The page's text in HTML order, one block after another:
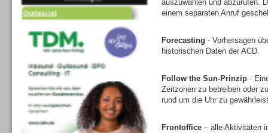
Outbound
auszuwählen und abzurufen.
einem separaten Anruf
Forecasting - Vorhersagen
historischen Daten der ACD.
Follow the Sun-Prinzip -
Zeitzonen zu betreiben oder
rund um die Uhr zu
Frontoffice – alle Aktivitäten